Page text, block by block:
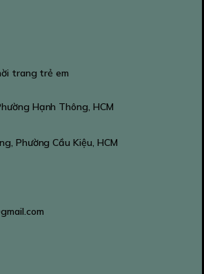
trang trẻ em
Hạnh Thông, HCM
Phường Cầu Kiệu, HCM